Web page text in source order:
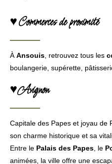
♥Commerces de proximité
ÀAnsouis, retrouvez tous les
boulangerie, supérette,
♥Avignon
Capitale des Papes et joyau de
son charme historique et sa
Entre le Palais des Papes, le
animées, la ville offre une